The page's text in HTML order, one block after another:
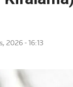
2026 - 16:13